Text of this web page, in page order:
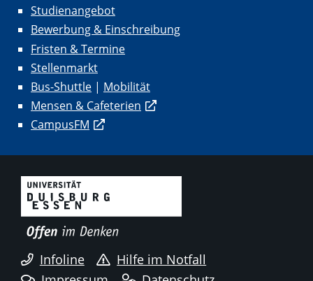
Studienangebot
Bewerbung & Einschreibung
Fristen & Termine
Stellenmarkt
Bus-Shuttle | Mobilität
Mensen & Cafeterien
CampusFM
Infoline
Hilfe im Notfall